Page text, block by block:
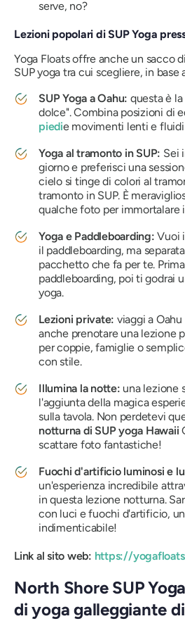
serve, no?
Lezioni popolari di SUP Yoga
Yoga Floats offre anche un sacco
SUP yoga tra cui scegliere, in base
SUP Yoga a Oahu: questa è
dolce". Combina posizioni di
piedie movimenti lenti e fluidi
Yoga al tramonto in SUP: Sei
giorno e preferisci una
cielo si tinge di colori al
tramonto in SUP. È
qualche foto per immortalare
Yoga e Paddleboarding: Vuoi
il paddleboarding, ma
pacchetto che fa per te.
paddleboarding, poi ti godrai
yoga.
Lezioni private: viaggi a
anche prenotare una lezione
per coppie, famiglie o
con stile.
Illumina la notte: una lezione
l'aggiunta della magica
sulla tavola. Non perdetevi
notturna di SUP yoga Hawaii
scattare foto fantastiche!
Fuochi d'artificio luminosi e
un'esperienza incredibile
in questa lezione notturna.
con luci e fuochi d'artificio,
indimenticabile!
Link al sito web: https://
North Shore SUP
di yoga galleggiante